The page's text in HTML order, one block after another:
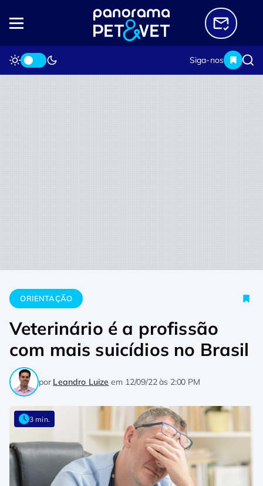
Siga-nos
Home Orientação Veterinário é a profissão com mais
ORIENTAÇÃO
Veterinário é a profissão
com mais suicídios no Brasil
por Leandro Luize em 12/09/22 às 2:00 PM
3 min.